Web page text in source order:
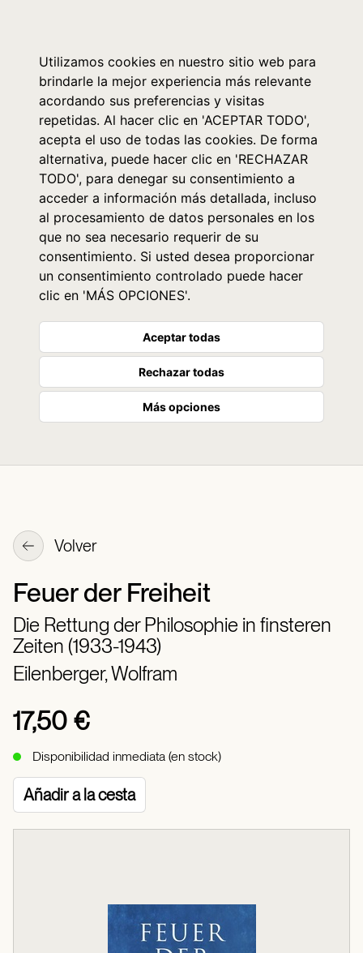
Utilizamos cookies en nuestro sitio web para
brindarle la mejor experiencia más relevante
acordando sus preferencias y visitas
repetidas. Al hacer clic en 'ACEPTAR TODO',
acepta el uso de todas las cookies. De forma
alternativa, puede hacer clic en 'RECHAZAR
TODO', para denegar su consentimiento a
acceder a información más detallada, incluso
al procesamiento de datos personales en los
que no sea necesario requerir de su
consentimiento. Si usted desea proporcionar
un consentimiento controlado puede hacer
clic en 'MÁS OPCIONES'.
Aceptar todas
Rechazar todas
Más opciones
Volver
Feuer der Freiheit
Die Rettung der Philosophie in finsteren
Zeiten (1933-1943)
Eilenberger, Wolfram
17,50 €
Disponibilidad inmediata (en stock)
Añadir a la cesta